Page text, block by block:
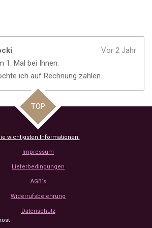
Vor 2 Jahr
1. Mal bei Ihnen.
ich auf Rechnung zahlen.
TOP
wichtigsten Informationen:
Impressum
Lieferbedingungen
AGB´s
Widerrufsbelehrung
Datenschutz